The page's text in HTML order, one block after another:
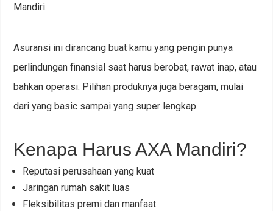
Mandiri.
Asuransi ini dirancang buat kamu yang pengin punya
perlindungan finansial saat harus berobat, rawat inap, atau
bahkan operasi. Pilihan produknya juga beragam, mulai
dari yang basic sampai yang super lengkap.
Kenapa Harus AXA Mandiri?
Reputasi perusahaan yang kuat
Jaringan rumah sakit luas
Fleksibilitas premi dan manfaat